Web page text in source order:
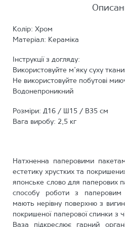
Колір: Хром
Матеріал: Кераміка
Інструкції з догляду:
Використовуйте м’яку суху
Не використовуйте побутові
Водонепроникний
Розміри: Д16 / Ш15 / В35 см
Вага виробу: 2,5 кг
Натхненна паперовими
естетику хрустких та
японське слово для паперових
способу роботи з
мають нерівну поверхню з
покришеної паперової спинки з
Ваза підкреслює гарний